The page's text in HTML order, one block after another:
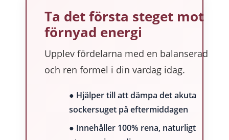
Ta det första steget mot
förnyad energi
Upplev fördelarna med en balanserad
och ren formel i din vardag idag.
● Hjälper till att dämpa det akuta
sockersuget på eftermiddagen
● Innehåller 100% rena, naturligt